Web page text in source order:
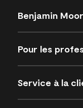
Benjamin
Pour les
Service à la